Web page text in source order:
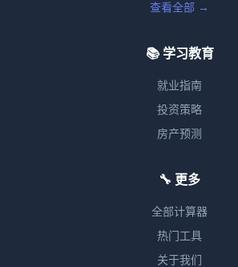
查看全部 →
📚 学习教育
就业指南
投资策略
房产预测
🔧 更多
全部计算器
热门工具
关于我们